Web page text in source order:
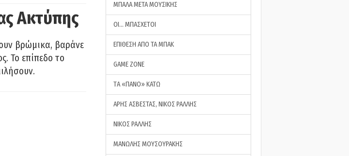
Ακτύπης
βρώμικα, βαράνε
Το επίπεδο το
ΜΠΑΛΑ ΜΕΤΑ ΜΟΥΣΙΚΗΣ
ΟΙ… ΜΠΑΣΧΕΤΟΙ
ΕΠΙΘΕΣΗ ΑΠΟ ΤΑ ΜΠΑΚ
GAME ZONE
ΤA «ΠΑΝΟ» ΚΑΤΩ
ΑΡΗΣ ΑΣΒΕΣΤΑΣ, ΝΙΚΟΣ ΡΑΛΛΗΣ
ΝΙΚΟΣ ΡΑΛΛΗΣ
ΜΑΝΩΛΗΣ ΜΟΥΣΟΥΡΑΚΗΣ